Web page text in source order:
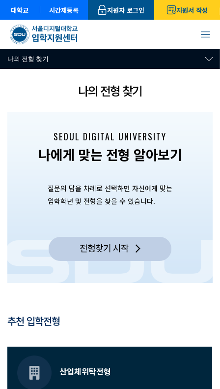
대학교 시간제등록 지원자 로그인 지원서 작성
나의 전형 찾기
나의 전형 찾기
SEOUL DIGITAL UNIVERSITY
나에게 맞는 전형 알아보기
질문의 답을 차례로 선택하면 자신에게 맞는
입학학년 및 전형을 찾을 수 있습니다.
전형찾기 시작
추천 입학전형
산업체위탁전형